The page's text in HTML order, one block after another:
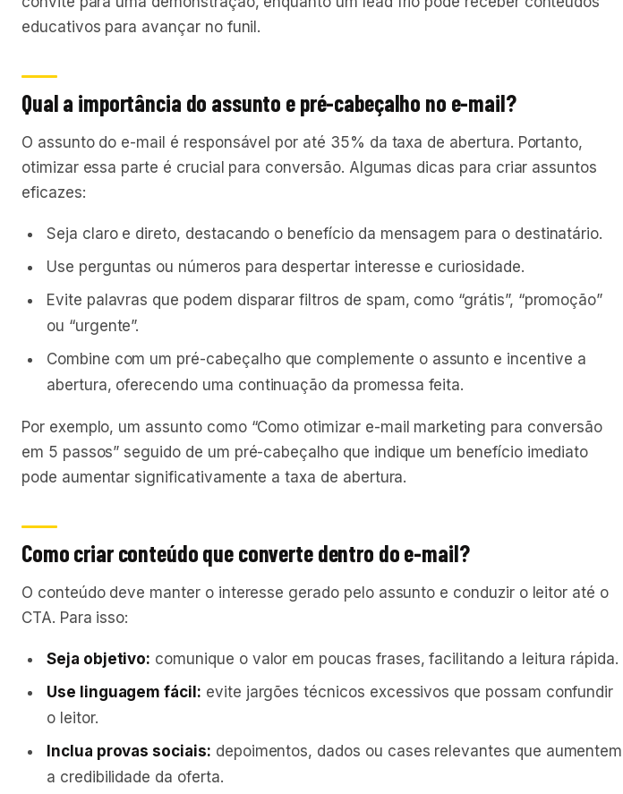
educativos para avançar no funil.
Qual a importância do assunto e pré-cabeçalho no e-mail?
O assunto do e-mail é responsável por até 35% da taxa de abertura. Portanto,
otimizar essa parte é crucial para conversão. Algumas dicas para criar assuntos
eficazes:
Seja claro e direto, destacando o benefício da mensagem para o destinatário.
Use perguntas ou números para despertar interesse e curiosidade.
Evite palavras que podem disparar filtros de spam, como “grátis”, “promoção”
ou “urgente”.
Combine com um pré-cabeçalho que complemente o assunto e incentive a
abertura, oferecendo uma continuação da promessa feita.
Por exemplo, um assunto como “Como otimizar e-mail marketing para conversão
em 5 passos” seguido de um pré-cabeçalho que indique um benefício imediato
pode aumentar significativamente a taxa de abertura.
Como criar conteúdo que converte dentro do e-mail?
O conteúdo deve manter o interesse gerado pelo assunto e conduzir o leitor até o
CTA. Para isso:
Seja objetivo: comunique o valor em poucas frases, facilitando a leitura rápida.
Use linguagem fácil: evite jargões técnicos excessivos que possam confundir
o leitor.
Inclua provas sociais: depoimentos, dados ou cases relevantes que aumentem
a credibilidade da oferta.